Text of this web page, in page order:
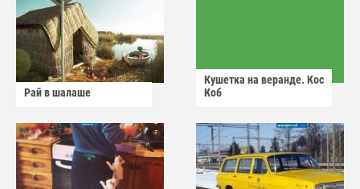
Рай в шалаше
Кушетка на веранде. Кос
Коб